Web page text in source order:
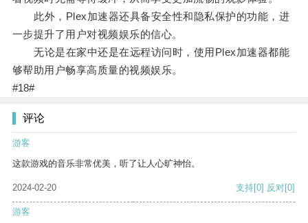
此外，Plex加速器还具备安全性和隐私保护的功能，进
一步提升了用户对视频娱乐的信心。
无论是在家中还是在远程访问时，使用Plex加速器都能
够帮助用户畅享高质量的视频娱乐。
#18#
评论
游客
这款游戏的音乐非常优美，听了让人心旷神怡。
2024-02-20 支持[0] 反对[0]
游客